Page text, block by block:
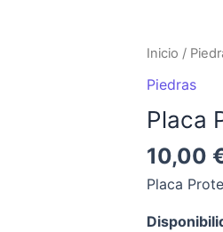
Inicio /
Piedras
Placa
10,00
Placa
Placa
Protección
Móvil
cantidad